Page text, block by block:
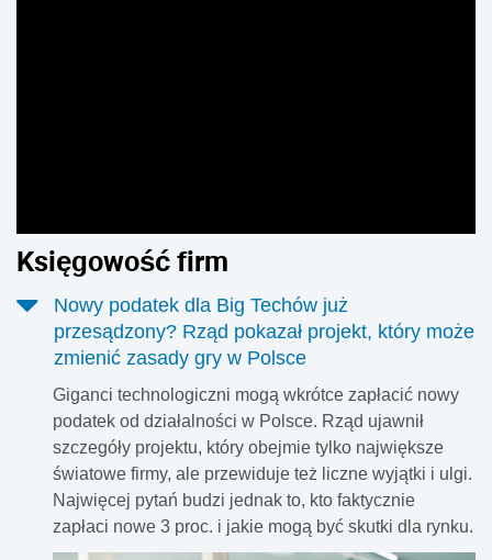
Księgowość firm
Nowy podatek dla Big Techów już
przesądzony? Rząd pokazał projekt, który może
zmienić zasady gry w Polsce
Giganci technologiczni mogą wkrótce zapłacić nowy
podatek od działalności w Polsce. Rząd ujawnił
szczegóły projektu, który obejmie tylko największe
światowe firmy, ale przewiduje też liczne wyjątki i ulgi.
Najwięcej pytań budzi jednak to, kto faktycznie
zapłaci nowe 3 proc. i jakie mogą być skutki dla rynku.